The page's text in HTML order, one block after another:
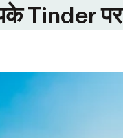
Tinder पर